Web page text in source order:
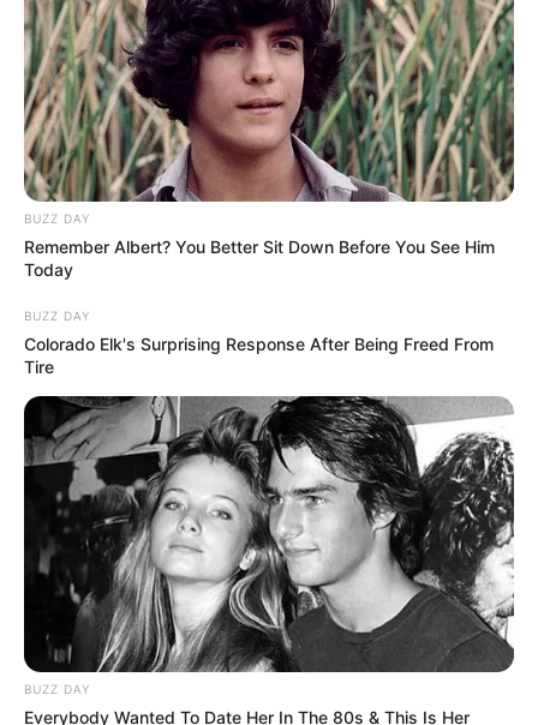
ΔΗΜΟΦΙΛΗ ΑΡΘΡΑ
Το τέρας που ζει στις υπόγειες στοές
του Αγίου Όρους..
Σάββατο, 17 Σεπτεμβρίου 2022, 16:21
Το τέρας που ζει στις...
BUZZ DAY
Remember Albert? You Better Sit Down Before You See Him
Today
BUZZ DAY
Colorado Elk's Surprising Response After Being Freed From
Tire
BUZZ DAY
Everybody Wanted To Date Her In The 80s & This Is Her